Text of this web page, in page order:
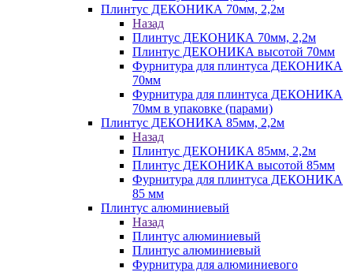
Плинтус ДЕКОНИКА 70мм, 2,2м
Назад
Плинтус ДЕКОНИКА 70мм, 2,2м
Плинтус ДЕКОНИКА высотой 70мм
Фурнитура для плинтуса ДЕКОНИКА
70мм
Фурнитура для плинтуса ДЕКОНИКА
70мм в упаковке (парами)
Плинтус ДЕКОНИКА 85мм, 2,2м
Назад
Плинтус ДЕКОНИКА 85мм, 2,2м
Плинтус ДЕКОНИКА высотой 85мм
Фурнитура для плинтуса ДЕКОНИКА
85 мм
Плинтус алюминиевый
Назад
Плинтус алюминиевый
Плинтус алюминиевый
Фурнитура для алюминиевого